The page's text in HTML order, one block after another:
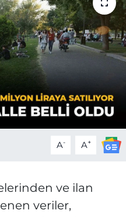
A- A+
ve ilan
veriler,